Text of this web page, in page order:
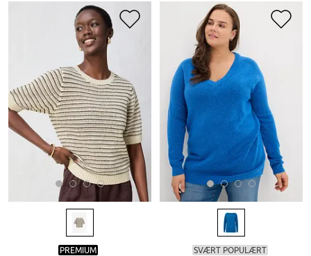
PREMIUM SVÆRT POPULÆRT